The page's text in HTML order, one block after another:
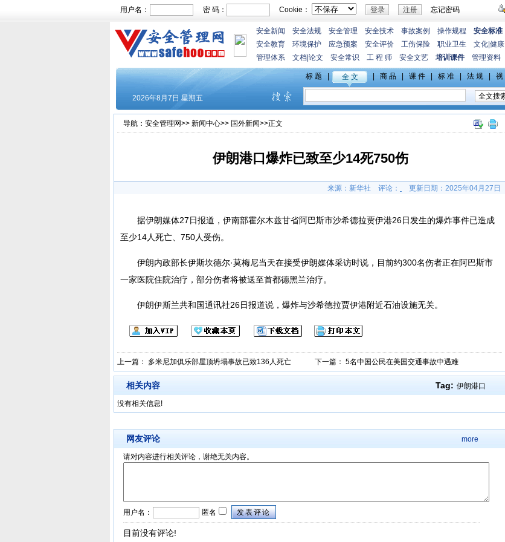
用户名： 密 码： Cookie： 忘记密码
安全新闻 安全法规 安全管理 安全技术 事故案例 操作规程
安全标准
安全教育
环境保护 应急预案 安全评价 工伤保险 职业卫生 文化 健康
管理体系
文档 论文 安全常识 工 程 师 安全文艺 培训课件 管理资料
导航： 安全管理网>> 新闻中心>> 国外新闻>>正文
伊朗港口爆炸已致至少14死750伤
来源：新华社 评论： 更新日期： 2025年04月27日
据伊朗媒体27日报道，伊南部霍尔木兹甘省阿巴斯市沙希德拉贾伊港26日发生的爆炸事件已造成
至少14人死亡、750人受伤。
伊朗内政部长伊斯坎德尔·莫梅尼当天在接受伊朗媒体采访时说，目前约300名伤者正在阿巴斯市
一家医院住院治疗，部分伤者将被送至首都德黑兰治疗。
伊朗伊斯兰共和国通讯社26日报道说，爆炸与沙希德拉贾伊港附近石油设施无关。
下一篇： 5名中国公民在美国交通事故中遇难
上一篇： 多米尼加俱乐部屋顶坍塌事故已致136人死亡
Tag: 伊朗港口
相关内容
没有相关信息!
网友评论 more
请对内容进行相关评论，谢绝无关内容。
用户名： 匿名 发表评论
目前没有评论!